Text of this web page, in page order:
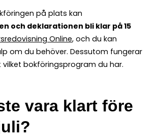
på plats kan
och deklarationen bli klar på 15
Online, och du kan
om du behöver. Dessutom fungerar
bokföringsprogram du har.
vara klart före